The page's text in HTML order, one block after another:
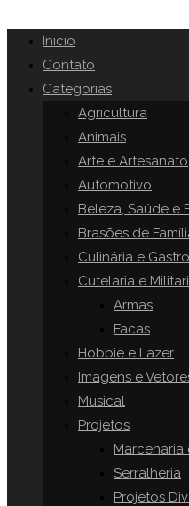
Inicio
Contato
Categorias
Agricultura
Animais
Arte e Artesanato
Automotivo
Beleza, Saúde e
Brasões de
Culinária e
Cutelaria e
Armas
Facas
Hobbie e Lazer
Imagens e
Musical
Projetos
Marcenaria
Serralheria
Projetos